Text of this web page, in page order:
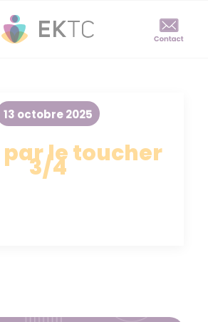
par le toucher
3/4
13 octobre 2025